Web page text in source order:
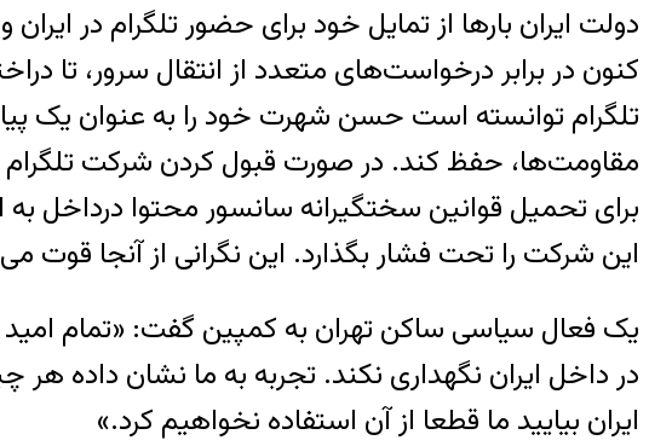
دولت ایران بارها از تمایل خود برای حضور تلگرام در
کنون در برابر درخواست‌های متعدد از انتقال سرور، تا
مقاومت‌ها، حفظ کند. در صورت قبول کردن شرکت تلگرام
برای تحمیل قوانین سختگیرانه سانسور محتوا درداخل
این شرکت را تحت فشار بگذارد. این نگرانی از آنجا قوت می‌گیرد که
یک فعال سیاسی ساکن تهران به کمپین گفت: «تمام امید
در داخل ایران نگهداری نکند. تجربه به ما نشان داده
ایران بیایید ما قطعا از آن استفاده نخواهیم کرد.»